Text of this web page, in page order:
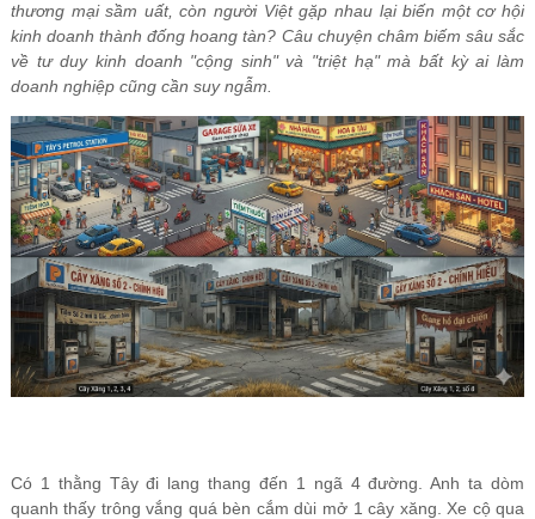
thương mại sầm uất, còn người Việt gặp nhau lại biến một cơ hội
kinh doanh thành đống hoang tàn? Câu chuyện châm biếm sâu sắc
về tư duy kinh doanh "cộng sinh" và "triệt hạ" mà bất kỳ ai làm
doanh nghiệp cũng cần suy ngẫm.
Có 1 thằng Tây đi lang thang đến 1 ngã 4 đường. Anh ta dòm
quanh thấy trông vắng quá bèn cắm dùi mở 1 cây xăng. Xe cộ qua